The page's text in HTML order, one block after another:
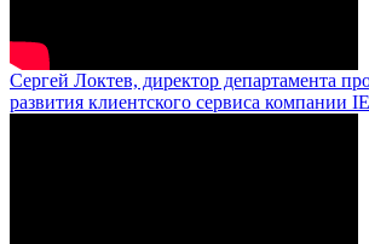
Сергей Локтев, директор департамента
развития клиентского сервиса компании